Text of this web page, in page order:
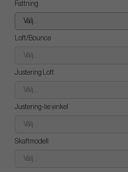
Fattning
Välj...
Loft/Bounce
Välj...
Justering Loft
Välj...
Justering-lie vinkel
Välj...
Skaftmodell
Välj...